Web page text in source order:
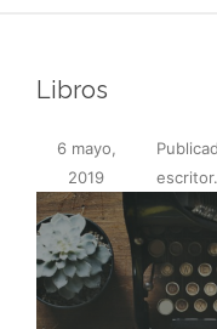
Libros
6 mayo,
2019
escritor.